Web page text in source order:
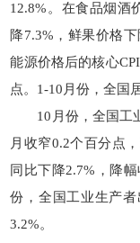
12.8%。在食品烟酒
降7.3%，鲜果价格
能源价格后的核心
点。1-10月份，全国
10月份，全国工
月收窄0.2个百分点
同比下降2.7%，降
份，全国工业生产者
3.2%。